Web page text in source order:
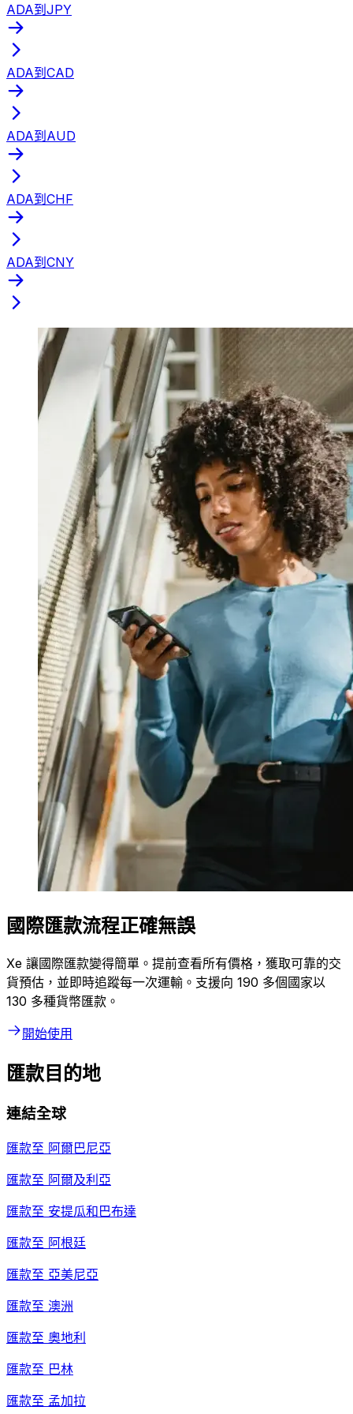
ADA到JPY
ADA到CAD
ADA到AUD
ADA到CHF
ADA到CNY
國際匯款流程正確無誤
Xe 讓國際匯款變得簡單。提前查看所有價格，獲取可靠的交
貨預估，並即時追蹤每一次運輸。支援向 190 多個國家以
130 多種貨幣匯款。
開始使用
匯款目的地
連結全球
匯款至 阿爾巴尼亞
匯款至 阿爾及利亞
匯款至 安提瓜和巴布達
匯款至 阿根廷
匯款至 亞美尼亞
匯款至 澳洲
匯款至 奧地利
匯款至 巴林
匯款至 孟加拉